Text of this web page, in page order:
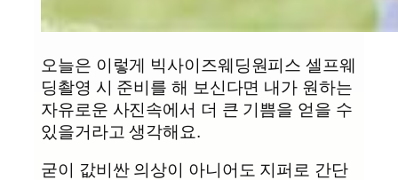
오늘은 이렇게 빅사이즈웨딩원피스 셀프웨
딩촬영 시 준비를 해 보신다면 내가 원하는
자유로운 사진속에서 더 큰 기쁨을 얻을 수
있을거라고 생각해요.
굳이 값비싼 의상이 아니어도 지퍼로 간단